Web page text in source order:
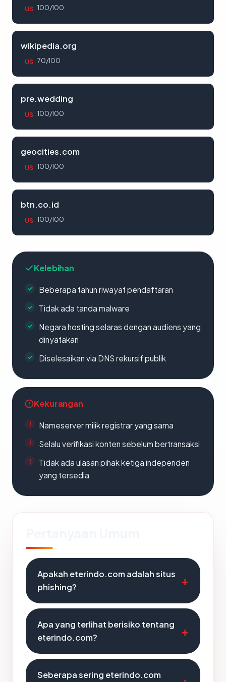
US 100/100
wikipedia.org
US 70/100
pre.wedding
US 100/100
geocities.com
US 100/100
btn.co.id
US 100/100
Kelebihan
Beberapa tahun riwayat pendaftaran
Tidak ada tanda malware
Negara hosting selaras dengan audiens yang
dinyatakan
Diselesaikan via DNS rekursif publik
Kekurangan
Nameserver milik registrar yang sama
Selalu verifikasi konten sebelum bertransaksi
Tidak ada ulasan pihak ketiga independen
yang tersedia
Apakah eterindo.com adalah situs
phishing?
Apa yang terlihat berisiko tentang
eterindo.com?
Seberapa sering eterindo.com